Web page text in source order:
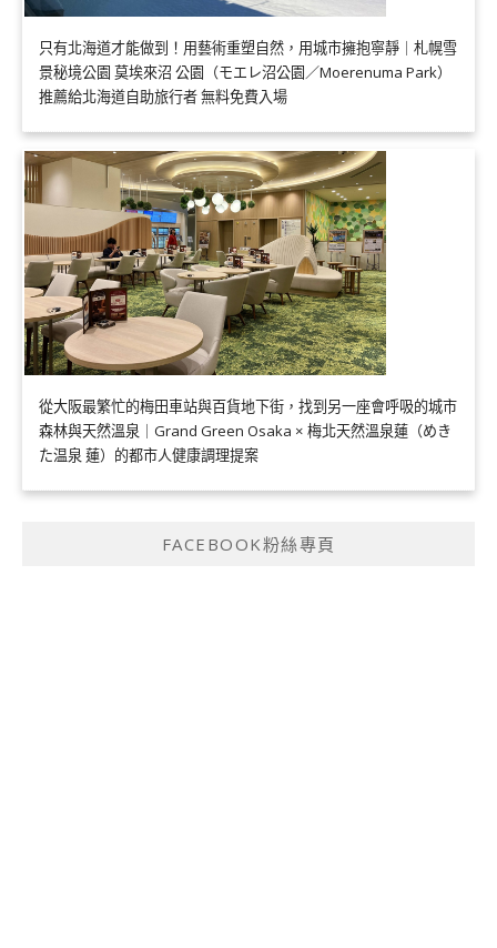
只有北海道才能做到！用藝術重塑自然，用城市擁抱寧靜｜札幌雪
景秘境公園 莫埃來沼 公園（モエレ沼公園／Moerenuma Park）
推薦給北海道自助旅行者 無料免費入場
從大阪最繁忙的梅田車站與百貨地下街，找到另一座會呼吸的城市
森林與天然溫泉｜Grand Green Osaka × 梅北天然溫泉蓮（めき
た温泉 蓮）的都市人健康調理提案
FACEBOOK粉絲專頁